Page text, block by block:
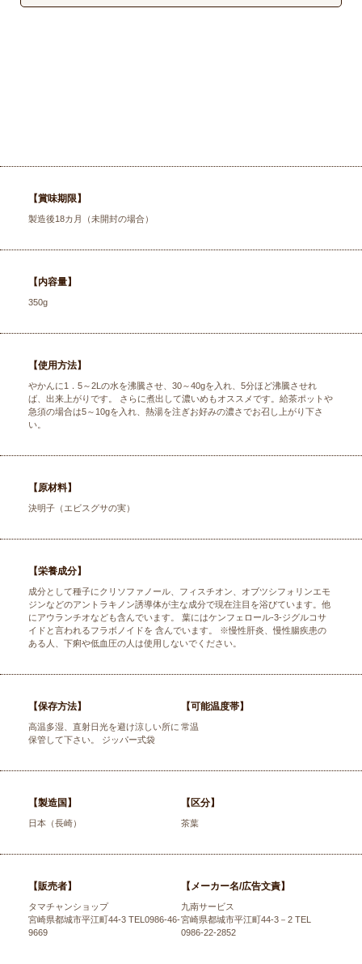
【賞味期限】
製造後18カ月（未開封の場合）
【内容量】
350g
【使用方法】
やかんに1．5～2Lの水を沸騰させ、30～40gを入れ、5分ほど沸騰させれ
ば、出来上がりです。 さらに煮出して濃いめもオススメです。給茶ポットや
急須の場合は5～10gを入れ、熱湯を注ぎお好みの濃さでお召し上がり下さ
い。
【原材料】
決明子（エビスグサの実）
【栄養成分】
成分として種子にクリソファノール、フィスチオン、オブツシフォリンエモ
ジンなどのアントラキノン誘導体が主な成分で現在注目を浴びています。他
にアウランチオなども含んでいます。 葉にはケンフェロール-3-ジグルコサ
イドと言われるフラボノイドを 含んでいます。 ※慢性肝炎、慢性腸疾患の
ある人、下痢や低血圧の人は使用しないでください。
【保存方法】
高温多湿、直射日光を避け涼しい所に
保管して下さい。 ジッパー式袋
【可能温度帯】
常温
【製造国】
日本（長崎）
【区分】
茶葉
【販売者】
タマチャンショップ
宮崎県都城市平江町44-3 TEL0986-46-
9669
【メーカー名/広告文責】
九南サービス
宮崎県都城市平江町44-3－2 TEL
0986-22-2852